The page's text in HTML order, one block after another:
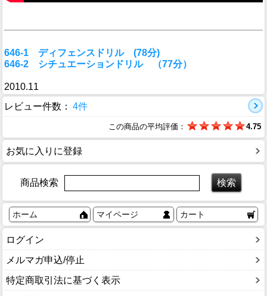
646-1 ディフェンスドリル (78分)
646-2 シチュエーションドリル （77分）
2010.11
レビュー件数： 4件
この商品の平均評価： 4.75
お気に入りに登録
商品検索
ホーム マイページ カート
ログイン
メルマガ申込/停止
特定商取引法に基づく表示